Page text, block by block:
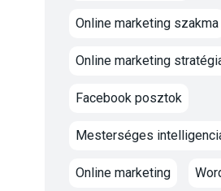
Online marketing szakma
Online marketing
Facebook posztok
Mesterséges
Online marketing